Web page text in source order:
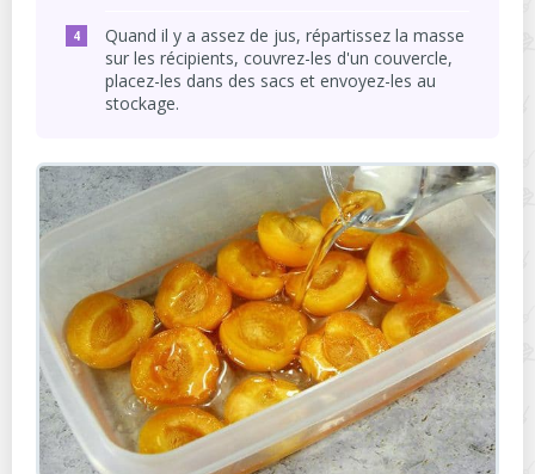
Quand il y a assez de jus, répartissez la masse
sur les récipients, couvrez-les d'un couvercle,
placez-les dans des sacs et envoyez-les au
stockage.